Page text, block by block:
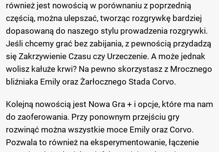
również jest nowością w porównaniu z poprzednią
częścią, można ulepszać, tworząc rozgrywkę bardziej
dopasowaną do naszego stylu prowadzenia rozgrywki.
Jeśli chcemy grać bez zabijania, z pewnością przydadzą
się Zakrzywienie Czasu czy Urzeczenie. A może jednak
wolisz kałuże krwi? Na pewno skorzystasz z Mrocznego
bliźniaka Emily oraz Żarłocznego Stada Corvo.
Kolejną nowością jest Nowa Gra + i opcje, które ma nam
do zaoferowania. Przy ponownym przejściu gry
rozwinąć można wszystkie moce Emily oraz Corvo.
Pozwala to również na eksperymentowanie, łączenie